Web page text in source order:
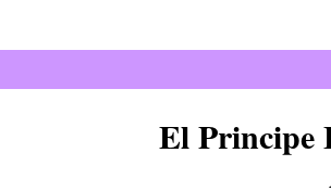
El Principe